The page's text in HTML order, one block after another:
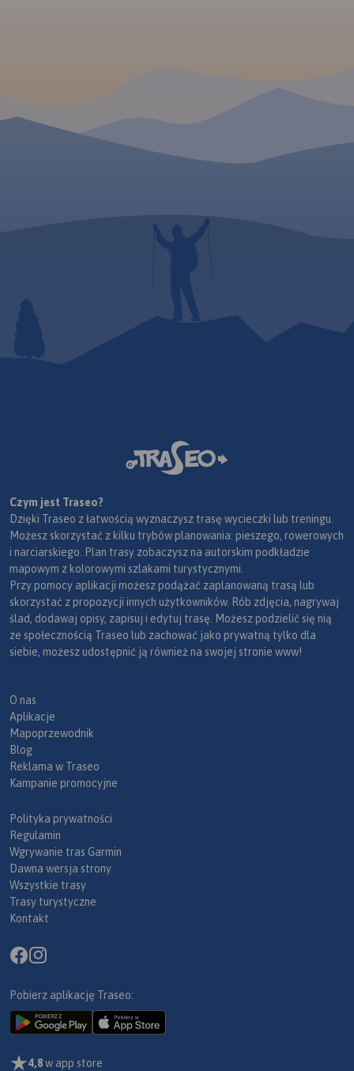
Czym jest Traseo?
Dzięki Traseo z łatwością wyznaczysz trasę wycieczki lub treningu.
Możesz skorzystać z kilku trybów planowania: pieszego, rowerowych
i narciarskiego. Plan trasy zobaczysz na autorskim podkładzie
mapowym z kolorowymi szlakami turystycznymi.
Przy pomocy aplikacji możesz podążać zaplanowaną trasą lub
skorzystać z propozycji innych użytkowników. Rób zdjęcia, nagrywaj
ślad, dodawaj opisy, zapisuj i edytuj trasę. Możesz podzielić się nią
ze społecznością Traseo lub zachować jako prywatną tylko dla
siebie, możesz udostępnić ją również na swojej stronie www!
O nas
Aplikacje
Mapoprzewodnik
Blog
Reklama w Traseo
Kampanie promocyjne
Polityka prywatności
Regulamin
Wgrywanie tras Garmin
Dawna wersja strony
Wszystkie trasy
Trasy turystyczne
Kontakt
Pobierz aplikację Traseo:
4,8w app store